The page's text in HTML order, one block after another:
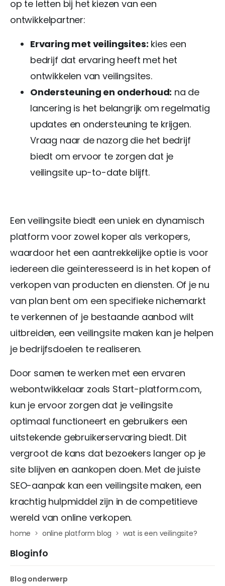
op te letten bij het kiezen van een
ontwikkelpartner:
Ervaring met veilingsites: kies een
bedrijf dat ervaring heeft met het
ontwikkelen van veilingsites.
Ondersteuning en onderhoud: na de
lancering is het belangrijk om regelmatig
updates en ondersteuning te krijgen.
Vraag naar de nazorg die het bedrijf
biedt om ervoor te zorgen dat je
veilingsite up-to-date blijft.
Een veilingsite biedt een uniek en dynamisch
platform voor zowel koper als verkopers,
waardoor het een aantrekkelijke optie is voor
iedereen die geïnteresseerd is in het kopen of
verkopen van producten en diensten. Of je nu
van plan bent om een specifieke nichemarkt
te verkennen of je bestaande aanbod wilt
uitbreiden, een veilingsite maken kan je helpen
je bedrijfsdoelen te realiseren.
Door samen te werken met een ervaren
webontwikkelaar zoals Start-platform.com,
kun je ervoor zorgen dat je veilingsite
optimaal functioneert en gebruikers een
uitstekende gebruikerservaring biedt. Dit
vergroot de kans dat bezoekers langer op je
site blijven en aankopen doen. Met de juiste
SEO-aanpak kan een veilingsite maken, een
krachtig hulpmiddel zijn in de competitieve
wereld van online verkopen.
home online platform blog wat is een veilingsite?
Bloginfo
Blog onderwerp